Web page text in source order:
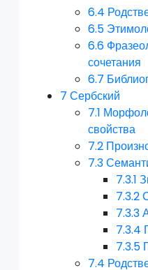
6.4
6.5
6.6
сочетания
6.7
7 Сербский
7.1
свойства
7.2
7.3
7.3.1
7.3.2
7.3.3
7.3.4
7.3.5
7.4